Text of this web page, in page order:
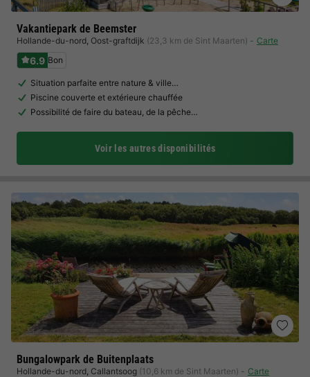
Vakantiepark de Beemster
Hollande-du-nord, Oost-graftdijk (23,3 km de Sint Maarten) Carte
6.9 Bon
Situation parfaite entre nature & ville…
Piscine couverte et extérieure chauffée
Possibilité de faire du bateau, de la pêche…
Voir les autres disponibilités
Bungalowpark de Buitenplaats
Hollande-du-nord, Callantsoog (10,6 km de Sint Maarten) Carte